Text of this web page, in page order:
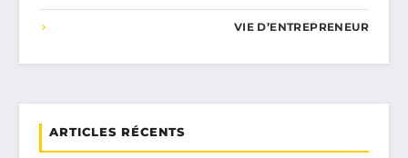
VIE D’ENTREPRENEUR
ARTICLES RÉCENTS